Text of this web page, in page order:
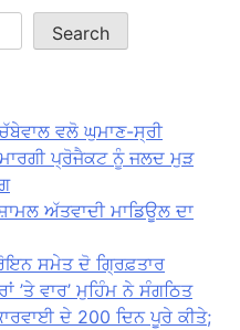
Search
ਵਲੋ ਘੁਮਾਣ-ਸ੍ਰੀ
ਪ੍ਰੋਜੈਕਟ ਨੂੰ ਜਲਦ ਮੁੜ
ਅੱਤਵਾਦੀ ਮਾਡਿਊਲ ਦਾ
ਸਮੇਤ ਦੋ ਗ੍ਰਿਫ਼ਤਾਰ
’ਤੇ ਵਾਰ’ ਮੁਹਿੰਮ ਨੇ ਸੰਗਠਿਤ
ਦੇ 200 ਦਿਨ ਪੂਰੇ ਕੀਤੇ;